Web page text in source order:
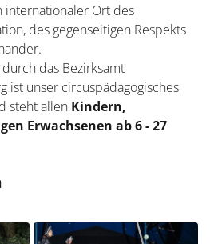
internationaler Ort des
des gegenseitigen Respekts
das Bezirksamt
ist unser circuspädagogisches
steht allen Kindern,
Erwachsenen ab 6 - 27